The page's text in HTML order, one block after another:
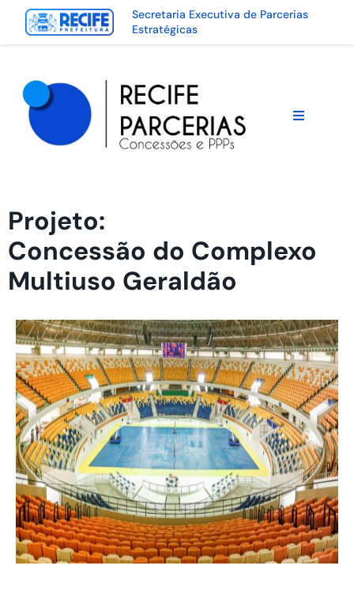
Secretaria Executiva de Parcerias
Estratégicas
Projeto:
Concessão do Complexo
Multiuso Geraldão